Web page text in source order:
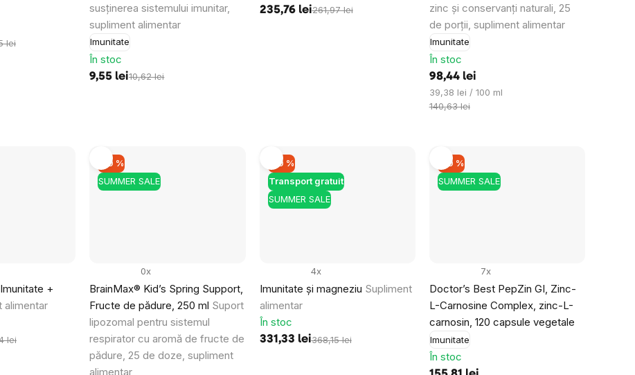
lei
susținerea sistemului imunitar,
supliment alimentar
Imunitate
În stoc
9,55 lei10,62 lei
235,76 lei261,97 lei
zinc și conservanți naturali, 25
de porții, supliment alimentar
Imunitate
În stoc
98,44 lei
Evaluare
preţ:
39,38 lei / 100 ml
140,63 lei
+
alimentar
lei
SUMMER SALE
–10 %
BrainMax® Kid’s Spring Support,
Fructe de pădure, 250 ml Suport
lipozomal pentru sistemul
respirator cu aromă de fructe de
pădure, 25 de doze, supliment
alimentar
0x
SUMMER SALE
Transport gratuit
–10 %
Imunitate și magneziu Supliment
alimentar
4x
În stoc
331,33 lei368,15 lei
SUMMER SALE
–10 %
Doctor’s Best PepZin GI, Zinc-
L-Carnosine Complex, zinc-L-
carnosin, 120 capsule vegetale
Imunitate
7x
În stoc
Obțineți codul pentru
buletinelor noastre informative inspiraționale.